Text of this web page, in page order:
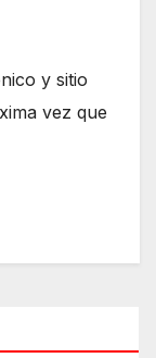
y sitio
vez que